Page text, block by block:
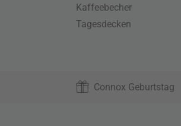
Kaffeebecher
Tagesdecken
Connox Geburtstag